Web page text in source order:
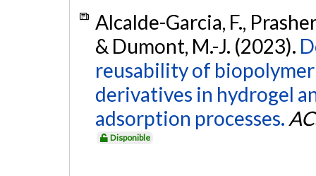
Alcalde-Garcia, F.,
& Dumont, M.-J. (2023).
reusability of
derivatives in hydrogel
adsorption processes.
Disponible